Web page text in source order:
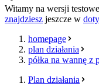
Witamy na wersji
znajdziesz jeszcze w
homepage
plan działania
półka na wannę z
Plan działania